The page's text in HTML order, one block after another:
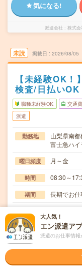
気になる!
派遣会社 株式
未読 掲載日 2026/08/05
【未経験OK
検査/日払いOK
職種未経験OK 交通
派遣
勤務地
山梨県南
富士急ハ
曜日頻度 月～金
時間 08:30～
期間 長期でお仕
交通費
交通費規
駅近なの
における
大人気！
エン派遣ア
派遣のお仕事情報